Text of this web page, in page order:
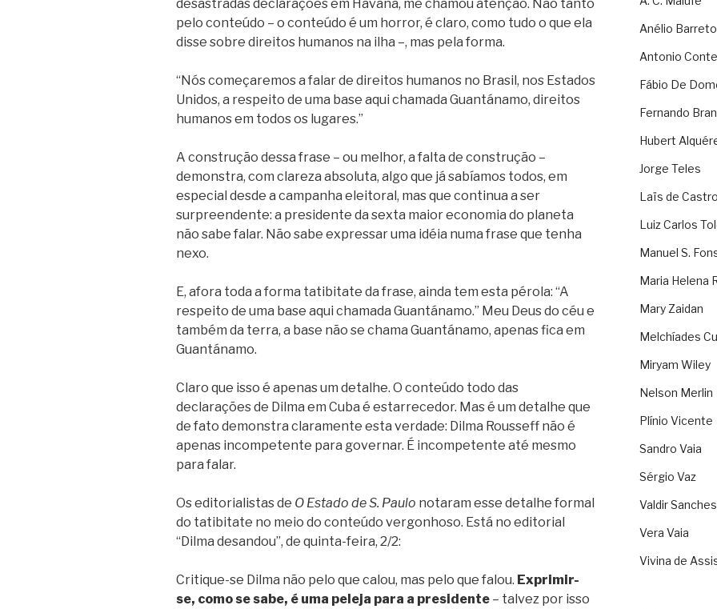
desastradas declarações em Havana, me chamou atenção. Não tanto
pelo conteúdo – o conteúdo é um horror, é claro, como tudo o que ela
disse sobre direitos humanos na ilha –, mas pela forma.
“Nós começaremos a falar de direitos humanos no Brasil, nos Estados
Unidos, a respeito de uma base aqui chamada Guantánamo, direitos
humanos em todos os lugares.”
A construção dessa frase – ou melhor, a falta de construção –
demonstra, com clareza absoluta, algo que já sabíamos todos, em
especial desde a campanha eleitoral, mas que continua a ser
surpreendente: a presidente da sexta maior economia do planeta
não sabe falar. Não sabe expressar uma idéia numa frase que tenha
nexo.
E, afora toda a forma tatibitate da frase, ainda tem esta pérola: “A
respeito de uma base aqui chamada Guantánamo.” Meu Deus do céu e
também da terra, a base não se chama Guantánamo, apenas fica em
Guantánamo.
Claro que isso é apenas um detalhe. O conteúdo todo das
declarações de Dilma em Cuba é estarrecedor. Mas é um detalhe que
de fato demonstra claramente esta verdade: Dilma Rousseff não é
apenas incompetente para governar. É incompetente até mesmo
para falar.
Os editorialistas de O Estado de S. Paulo notaram esse detalhe formal
do tatibitate no meio do conteúdo vergonhoso. Está no editorial
“Dilma desandou”, de quinta-feira, 2/2:
Critique-se Dilma não pelo que calou, mas pelo que falou. Exprimir-
se, como se sabe, é uma peleja para a presidente – talvez por isso
Anélio Barreto
Antonio
Fábio De
Fernando
Hubert
Jorge Teles
Laïs de Castro
Luiz Carlos
Manuel S.
Maria Helena
Mary Zaidan
Melchíades
Miryam Wiley
Nelson Merlin
Plínio Vicente
Sandro Vaia
Sérgio Vaz
Valdir Sanches
Vera Vaia
Vivina de